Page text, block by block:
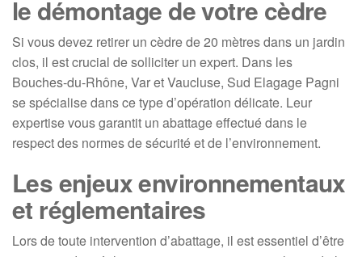
le démontage de votre cèdre
Si vous devez retirer un cèdre de 20 mètres dans un jardin
clos, il est crucial de solliciter un expert. Dans les
Bouches-du-Rhône, Var et Vaucluse, Sud Elagage Pagni
se spécialise dans ce type d’opération délicate. Leur
expertise vous garantit un abattage effectué dans le
respect des normes de sécurité et de l’environnement.
Les enjeux environnementaux
et réglementaires
Lors de toute intervention d’abattage, il est essentiel d’être